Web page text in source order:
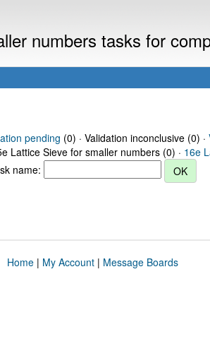
numbers tasks for
pending (0) · Validation inconclusive (0) ·
Lattice Sieve for smaller numbers (0) · 16e
name:
Home| My Account| Message Boards